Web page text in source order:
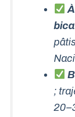
bica
;